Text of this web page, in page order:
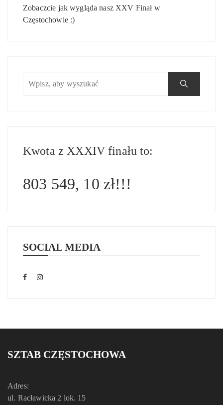
wpisu
Zobaczcie jak wygląda nasz XXV Finał w
Częstochowie :)
Kwota z XXXIV finału to:
803 549, 10 zł!!!
SOCIAL MEDIA
SZTAB CZĘSTOCHOWA
Adres:
ul. Racławicka 2 lok. 15